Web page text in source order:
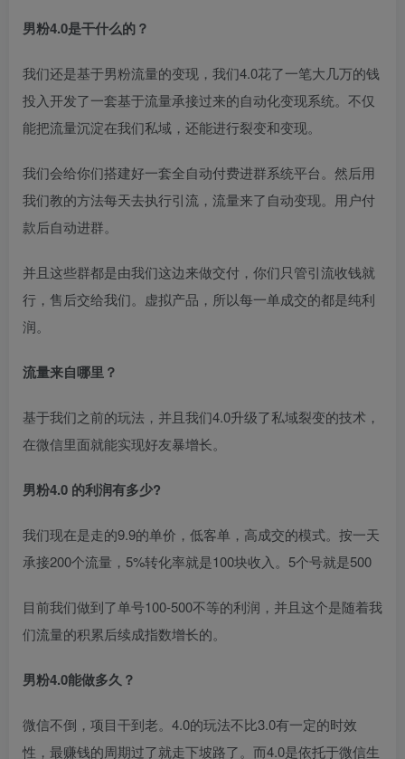
男粉4.0是干什么的？
我们还是基于男粉流量的变现，我们4.0花了一笔大几万的钱
投入开发了一套基于流量承接过来的自动化变现系统。不仅
能把流量沉淀在我们私域，还能进行裂变和变现。
我们会给你们搭建好一套全自动付费进群系统平台。然后用
我们教的方法每天去执行引流，流量来了自动变现。用户付
款后自动进群。
并且这些群都是由我们这边来做交付，你们只管引流收钱就
行，售后交给我们。虚拟产品，所以每一单成交的都是纯利
润。
流量来自哪里？
基于我们之前的玩法，并且我们4.0升级了私域裂变的技术，
在微信里面就能实现好友暴增长。
男粉4.0 的利润有多少?
我们现在是走的9.9的单价，低客单，高成交的模式。按一天
承接200个流量，5%转化率就是100块收入。5个号就是500
目前我们做到了单号100-500不等的利润，并且这个是随着我
们流量的积累后续成指数增长的。
男粉4.0能做多久？
微信不倒，项目干到老。4.0的玩法不比3.0有一定的时效
性，最赚钱的周期过了就走下坡路了。而4.0是依托于微信生